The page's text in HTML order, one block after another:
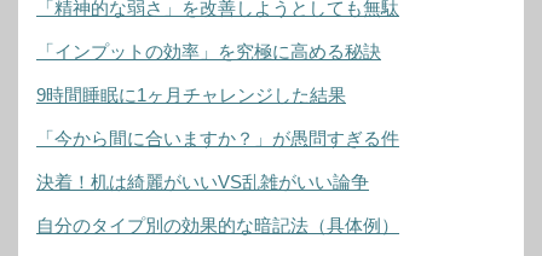
「精神的な弱さ」を改善しようとしても無駄
「インプットの効率」を究極に高める秘訣
9時間睡眠に1ヶ月チャレンジした結果
「今から間に合いますか？」が愚問すぎる件
決着！机は綺麗がいいVS乱雑がいい論争
自分のタイプ別の効果的な暗記法（具体例）